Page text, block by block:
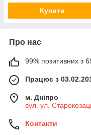
Купити
Про нас
99% позитивних з
Працює з
м. Дніпро
вул. ул.
Контакти